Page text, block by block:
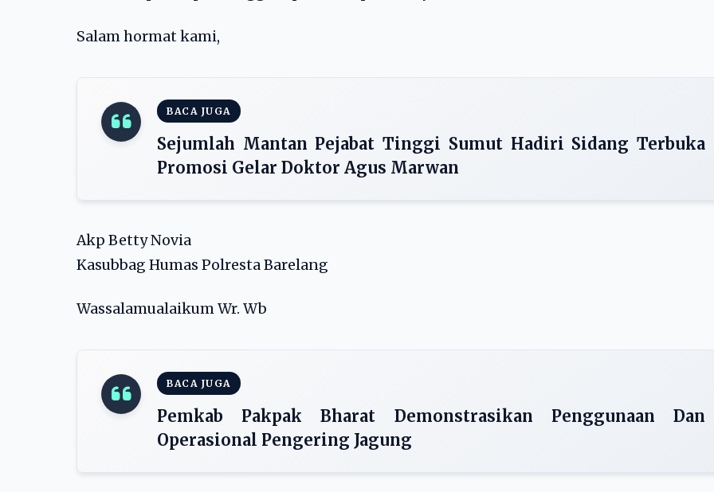
Salam hormat kami,
BACA JUGA
Sejumlah Mantan Pejabat Tinggi Sumut Hadiri Sidang Terbuka
Promosi Gelar Doktor Agus Marwan
Akp Betty Novia
Kasubbag Humas Polresta Barelang
Wassalamualaikum Wr. Wb
BACA JUGA
Pemkab Pakpak Bharat Demonstrasikan Penggunaan Dan
Operasional Pengering Jagung